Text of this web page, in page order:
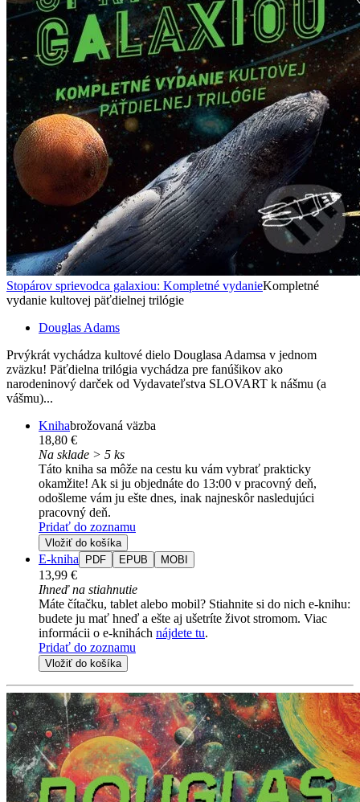
Stopárov sprievodca galaxiou: Kompletné vydanieKompletné
vydanie kultovej päťdielnej trilógie
Douglas Adams
Prvýkrát vychádza kultové dielo Douglasa Adamsa v jednom
zväzku! Päťdielna trilógia vychádza pre fanúšikov ako
narodeninový darček od Vydavateľstva SLOVART k nášmu (a
vášmu)...
Knihabrožovaná väzba
18,80 €
Na sklade > 5 ks
Táto kniha sa môže na cestu ku vám vybrať prakticky
okamžite! Ak si ju objednáte do 13:00 v pracovný deň,
odošleme vám ju ešte dnes, inak najneskôr nasledujúci
pracovný deň.
Pridať do zoznamu
Vložiť do košíka
E-kniha PDF EPUB MOBI
13,99 €
Ihneď na stiahnutie
Máte čítačku, tablet alebo mobil? Stiahnite si do nich e-knihu:
budete ju mať hneď a ešte aj ušetríte život stromom. Viac
informácii o e-knihách nájdete tu.
Pridať do zoznamu
Vložiť do košíka